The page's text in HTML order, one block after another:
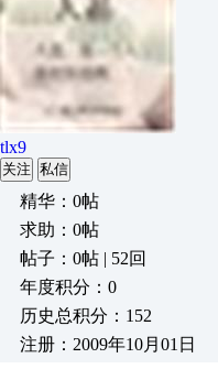
tlx9
关注 私信
精华：0帖
求助：0帖
帖子：0帖 | 52回
年度积分：0
历史总积分：152
注册：2009年10月01日